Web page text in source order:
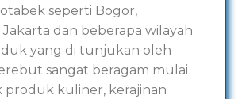
seperti Bogor,
dan beberapa wilayah
yang di tunjukan oleh
sangat beragam mulai
produk kuliner, kerajinan